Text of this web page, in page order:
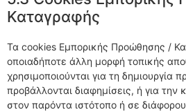
Καταγραφής
Τα cookies Εμπορικής Προώθησης /
οποιαδήποτε άλλη μορφή τοπικής
χρησιμοποιούνται για τη δημιουργία
προβάλλονται διαφημίσεις, ή για
στον παρόντα ιστότοπο ή σε